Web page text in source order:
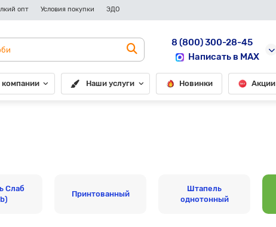
опт Условия покупки ЭДО
8 (800) 300-28-45
Написать в MAX
компании Наши услуги Новинки Акции
Слаб
Принтованный
Штапель
однотонный